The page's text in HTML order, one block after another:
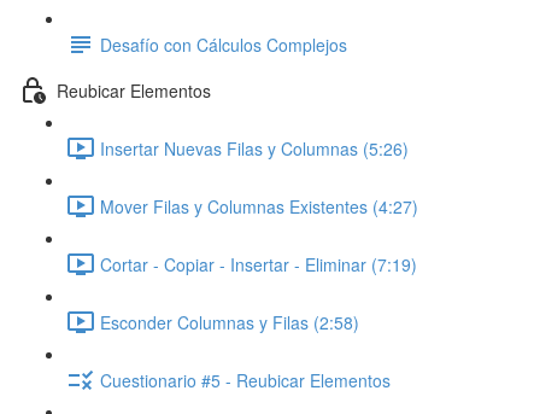
Desafío con Cálculos Complejos
Reubicar Elementos
Insertar Nuevas Filas y Columnas (5:26)
Mover Filas y Columnas Existentes (4:27)
Cortar - Copiar - Insertar - Eliminar (7:19)
Esconder Columnas y Filas (2:58)
Cuestionario #5 - Reubicar Elementos